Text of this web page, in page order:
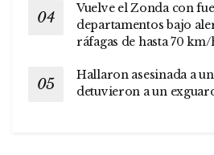
Vuelve el Zonda con
departamentos bajo
ráfagas de hasta 70 km/
Hallaron asesinada a
detuvieron a un